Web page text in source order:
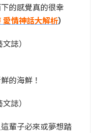
的感覺真的很幸
愛情神話大解析）
誌）
的海鮮！
誌）
輩子必來或夢想踏